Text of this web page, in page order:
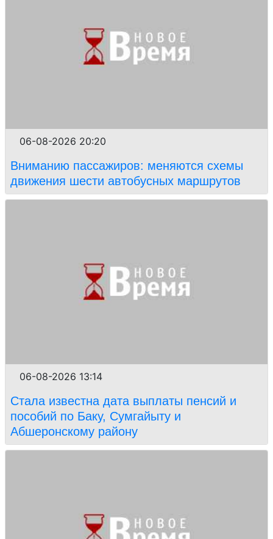
06-08-2026 20:20
Вниманию пассажиров: меняются схемы
движения шести автобусных маршрутов
06-08-2026 13:14
Стала известна дата выплаты пенсий и
пособий по Баку, Сумгайыту и
Абшеронскому району